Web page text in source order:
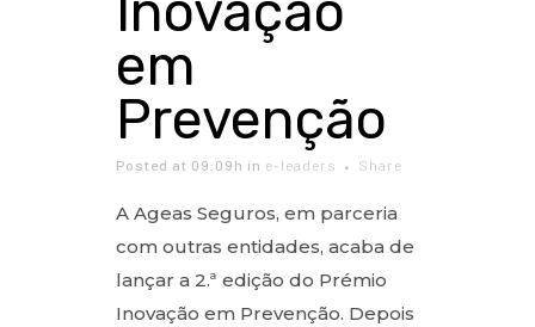
em
Prevenção
Posted at 09:09h in e-leaders Share
A Ageas Seguros, em parceria
com outras entidades, acaba de
lançar a 2.ª edição do Prémio
Inovação em Prevenção. Depois